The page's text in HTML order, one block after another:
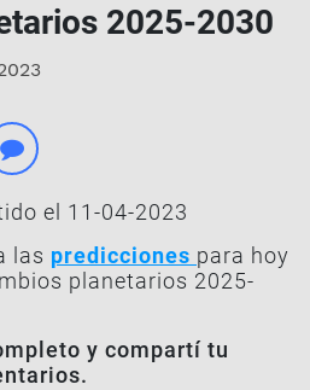
2025-2030
el 11-04-2023
las predicciones para hoy
planetarios 2025-
y compartí tu